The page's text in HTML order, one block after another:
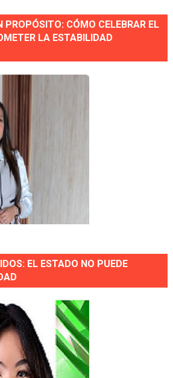
PROPÓSITO: CÓMO CELEBRAR EL
LA ESTABILIDAD
EL ESTADO NO PUEDE